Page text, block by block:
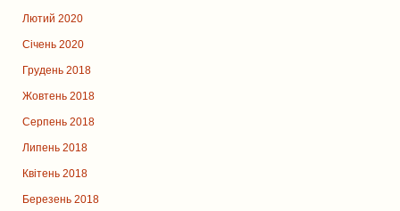
Лютий 2020
Січень 2020
Грудень 2018
Жовтень 2018
Серпень 2018
Липень 2018
Квітень 2018
Березень 2018